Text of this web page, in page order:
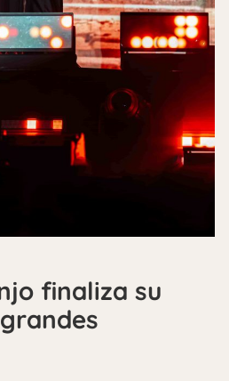
finaliza su